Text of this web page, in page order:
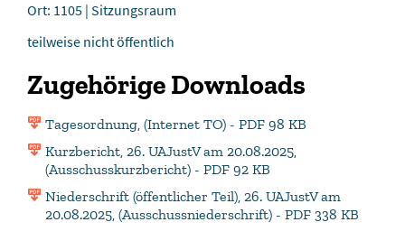
Ort: 1105 | Sitzungsraum
teilweise nicht öffentlich
Zugehörige Downloads
Tagesordnung, (Internet TO) - PDF 98 KB
Kurzbericht, 26. UAJustV am 20.08.2025,
(Ausschusskurzbericht) - PDF 92 KB
Niederschrift (öffentlicher Teil), 26. UAJustV am
20.08.2025, (Ausschussniederschrift) - PDF 338 KB